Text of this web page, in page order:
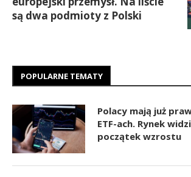
są dwa podmioty z Polski
POPULARNE TEMATY
Polacy mają już
ETF-ach. Rynek
początek wzrostu